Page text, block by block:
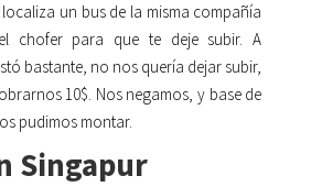
un bus de la misma compañía
chofer para que te deje subir. A
bastante, no nos quería dejar subir,
10$. Nos negamos, y base de
pudimos montar.
Singapur